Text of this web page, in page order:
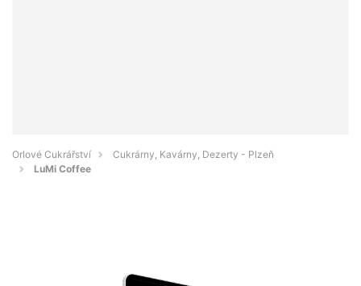
Orlové Cukrářství
Cukrárny, Kavárny, Dezerty - Plzeň
LuMi Coffee